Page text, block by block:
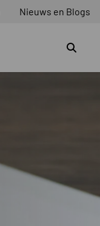
Nieuws en Blogs